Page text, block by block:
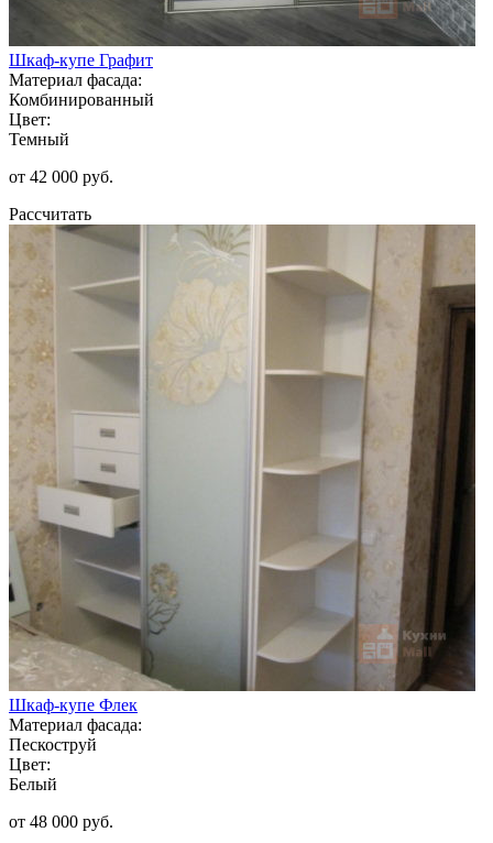
Шкаф-купе Графит
Материал фасада:
Комбинированный
Цвет:
Темный
от 42 000 руб.
Рассчитать
Шкаф-купе Флек
Материал фасада:
Пескоструй
Цвет:
Белый
от 48 000 руб.